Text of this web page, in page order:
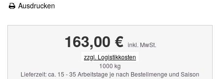
Ausdrucken
163,00 € inkl. MwSt.
zzgl. Logistikkosten
1000 kg
Lieferzeit: ca. 15 - 35 Arbeitstage je nach Bestellmenge und Saison